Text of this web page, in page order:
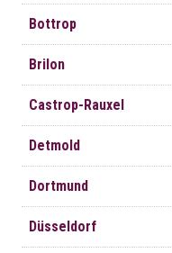
Bottrop
Brilon
Castrop-Rauxel
Detmold
Dortmund
Düsseldorf